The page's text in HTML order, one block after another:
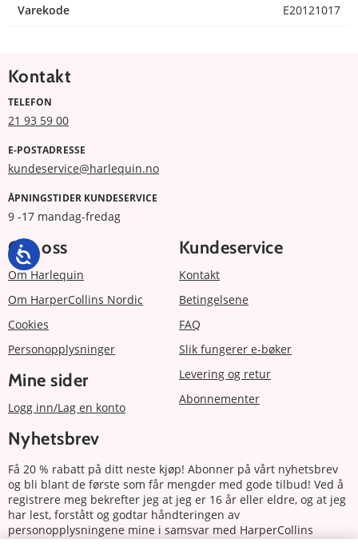
Varekode E20121017
Kontakt
TELEFON
21 93 59 00
E-POSTADRESSE
kundeservice@harlequin.no
ÅPNINGSTIDER KUNDESERVICE
9 -17 mandag-fredag
Om oss
Om Harlequin
Om HarperCollins Nordic
Cookies
Personopplysninger
Mine sider
Logg inn/Lag en konto
Kundeservice
Kontakt
Betingelsene
FAQ
Slik fungerer e-bøker
Levering og retur
Abonnementer
Nyhetsbrev
Få 20 % rabatt på ditt neste kjøp! Abonner på vårt nyhetsbrev
og bli blant de første som får mengder med gode tilbud! Ved å
registrere meg bekrefter jeg at jeg er 16 år eller eldre, og at jeg
har lest, forstått og godtar håndteringen av
personopplysningene mine i samsvar med HarperCollins